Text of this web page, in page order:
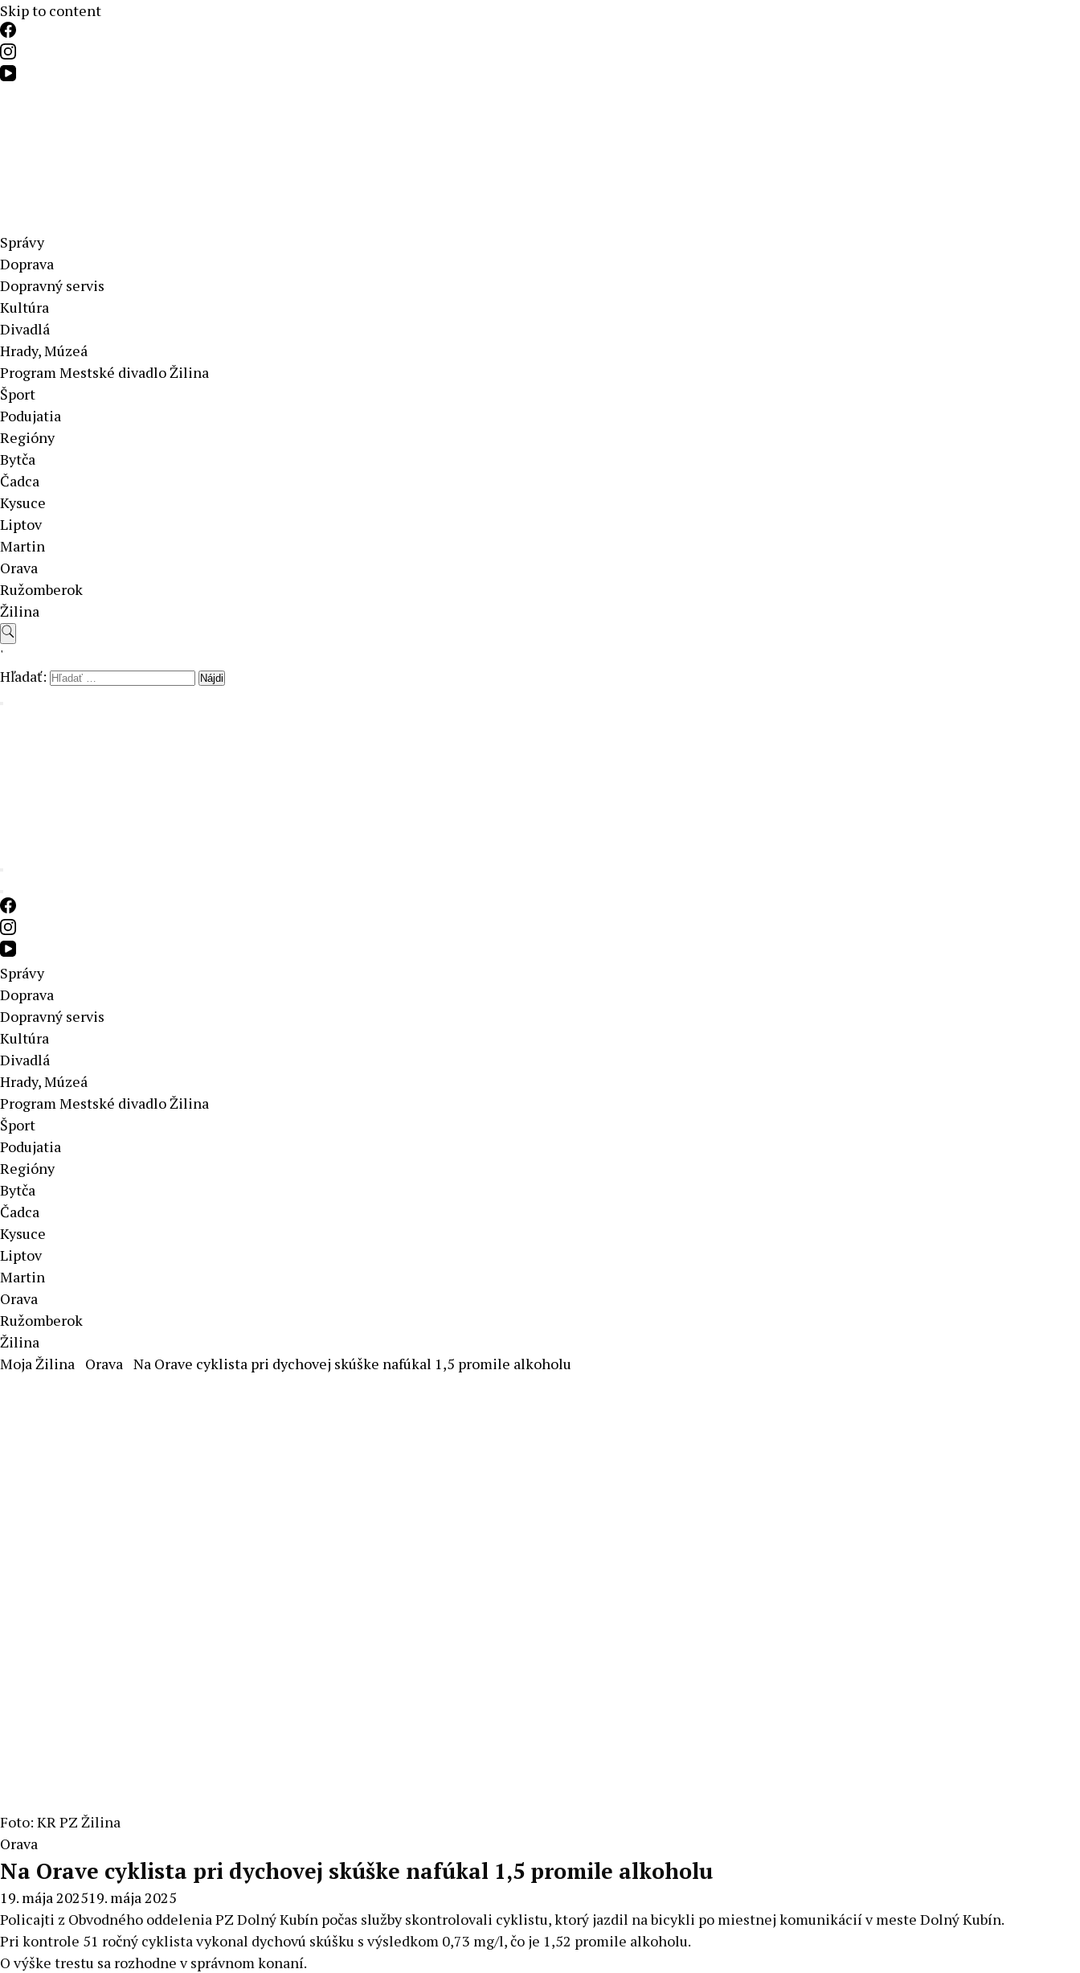
Skip to content
Aktuálne správy – severné Slovensko
Správy
Doprava
Dopravný servis
Kultúra
Divadlá
Hrady, Múzeá
Program Mestské divadlo Žilina
Šport
Podujatia
Regióny
Bytča
Čadca
Kysuce
Liptov
Martin
Orava
Ružomberok
Žilina
'
Hľadať:
Správy
Doprava
Dopravný servis
Kultúra
Divadlá
Hrady, Múzeá
Program Mestské divadlo Žilina
Šport
Podujatia
Regióny
Bytča
Čadca
Kysuce
Liptov
Martin
Orava
Ružomberok
Žilina
Moja Žilina Orava Na Orave cyklista pri dychovej skúške nafúkal 1,5 promile alkoholu
Foto: KR PZ Žilina
Orava
Na Orave cyklista pri dychovej skúške nafúkal 1,5 promile alkoholu
19. mája 202519. mája 2025
Policajti z Obvodného oddelenia PZ Dolný Kubín počas služby skontrolovali cyklistu, ktorý jazdil na bicykli po miestnej komunikácií v meste Dolný Kubín.
Pri kontrole 51 ročný cyklista vykonal dychovú skúšku s výsledkom 0,73 mg/l, čo je 1,52 promile alkoholu.
O výške trestu sa rozhodne v správnom konaní.